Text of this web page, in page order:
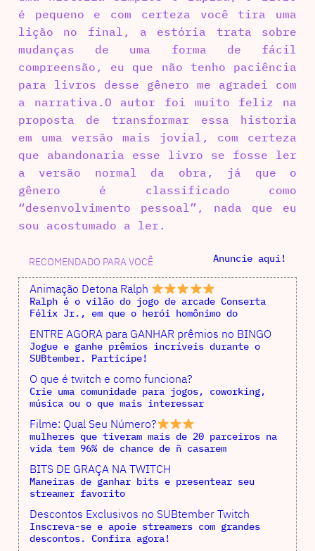
é pequeno e com certeza você tira uma
lição no final, a estória trata sobre
mudanças de uma forma de fácil
compreensão, eu que não tenho paciência
para livros desse gênero me agradei com
a narrativa.O autor foi muito feliz na
proposta de transformar essa historia
em uma versão mais jovial, com certeza
que abandonaria esse livro se fosse ler
a versão normal da obra, já que o
gênero é classificado como
“desenvolvimento pessoal”, nada que eu
sou acostumado a ler.
RECOMENDADO PARA VOCÊ Anuncie aqui!
Animação Detona Ralph
Ralph é o vilão do jogo de arcade Conserta
Félix Jr., em que o herói homônimo do
ENTRE AGORA para GANHAR prêmios no BINGO
Jogue e ganhe prêmios incríveis durante o
SUBtember. Participe!
O que é twitch e como funciona?
Crie uma comunidade para jogos, coworking,
música ou o que mais interessar
Filme: Qual Seu Número?
mulheres que tiveram mais de 20 parceiros na
vida tem 96% de chance de ñ casarem
BITS DE GRAÇA NA TWITCH
Maneiras de ganhar bits e presentear seu
streamer favorito
Descontos Exclusivos no SUBtember Twitch
Inscreva-se e apoie streamers com grandes
descontos. Confira agora!